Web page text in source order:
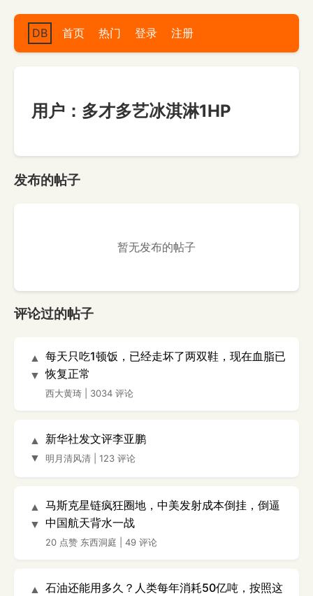
DB 首页 热门 登录 注册
用户：多才多艺冰淇淋1HP
发布的帖子
暂无发布的帖子
评论过的帖子
▲
▼
每天只吃1顿饭，已经走坏了两双鞋，现在血脂已
恢复正常
西大黄琦 3034 评论
▲
▼
新华社发文评李亚鹏
明月清风清 123 评论
▲
▼
马斯克星链疯狂圈地，中美发射成本倒挂，倒逼
中国航天背水一战
20 点赞 东西洞庭 49 评论
▲
石油还能用多久？人类每年消耗50亿吨，按照这